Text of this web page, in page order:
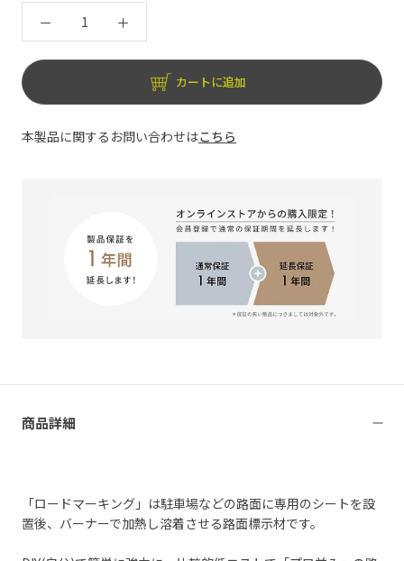
カートに追加
本製品に関するお問い合わせはこちら
商品詳細
「ロードマーキング」は駐車場などの路面に専用のシートを設
置後、バーナーで加熱し溶着させる路面標示材です。